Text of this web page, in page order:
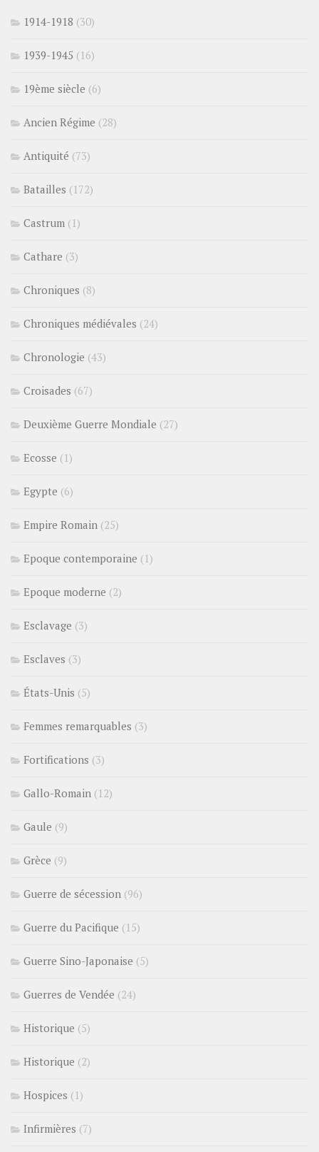
1914-1918 (30)
1939-1945 (16)
19ème siècle (6)
Ancien Régime (28)
Antiquité (73)
Batailles (172)
Castrum (1)
Cathare (3)
Chroniques (8)
Chroniques médiévales (24)
Chronologie (43)
Croisades (67)
Deuxième Guerre Mondiale (27)
Ecosse (1)
Egypte (6)
Empire Romain (25)
Epoque contemporaine (1)
Epoque moderne (2)
Esclavage (3)
Esclaves (3)
États-Unis (5)
Femmes remarquables (3)
Fortifications (3)
Gallo-Romain (12)
Gaule (9)
Grèce (9)
Guerre de sécession (96)
Guerre du Pacifique (15)
Guerre Sino-Japonaise (5)
Guerres de Vendée (24)
Historique (5)
Historique (2)
Hospices (1)
Infirmières (7)